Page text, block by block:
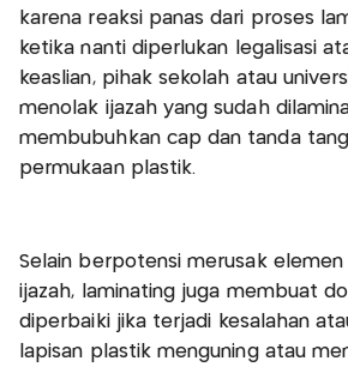
karena reaksi panas dari proses
ketika nanti diperlukan legalisasi
keaslian, pihak sekolah atau
menolak ijazah yang sudah
membubuhkan cap dan tanda
permukaan plastik.
Selain berpotensi merusak
ijazah, laminating juga membuat
diperbaiki jika terjadi kesalahan
lapisan plastik menguning atau